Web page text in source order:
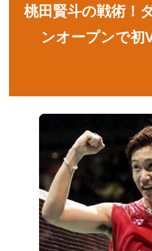
桃田賢斗の戦術！
ンオープンで初